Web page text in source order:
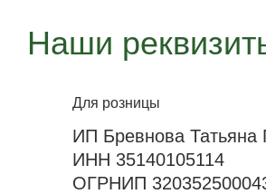
Наши
Для розницы
ИП Бревнова Татьяна
ИНН 35140105114
ОГРНИП